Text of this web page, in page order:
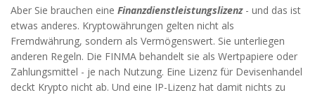
Aber Sie brauchen eine Finanzdienstleistungslizenz- und das ist
etwas anderes. Kryptowährungen gelten nicht als
Fremdwährung, sondern als Vermögenswert. Sie unterliegen
anderen Regeln. Die FINMA behandelt sie als Wertpapiere oder
Zahlungsmittel - je nach Nutzung. Eine Lizenz für Devisenhandel
deckt Krypto nicht ab. Und eine IP-Lizenz hat damit nichts zu